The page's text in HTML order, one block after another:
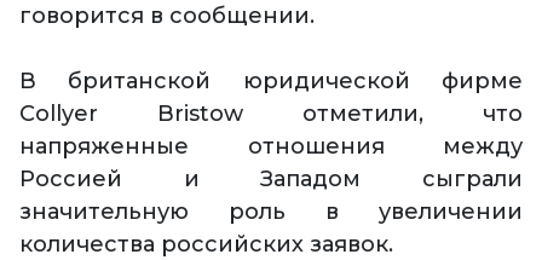
говорится в сообщении.
В британской юридической фирме
Collyer Bristow отметили, что
напряженные отношения между
Россией и Западом сыграли
значительную роль в увеличении
количества российских заявок.